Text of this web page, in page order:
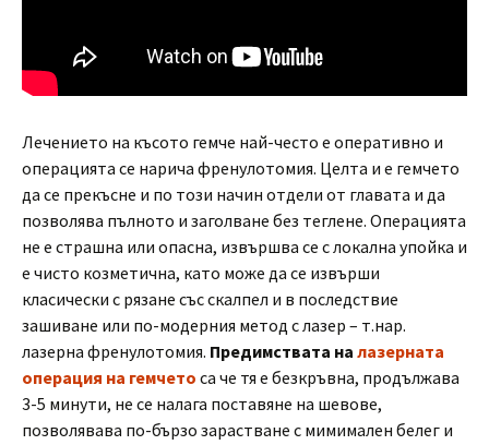
Лечението на късото гемче най-често е оперативно и
операцията се нарича френулотомия. Целта и е гемчето
да се прекъсне и по този начин отдели от главата и да
позволява пълното и заголване без теглене. Операцията
не е страшна или опасна, извършва се с локална упойка и
е чисто козметична, като може да се извърши
класически с рязане със скалпел и в последствие
зашиване или по-модерния метод с лазер – т.нар.
лазерна френулотомия. Предимствата на лазерната
операция на гемчето са че тя е безкръвна, продължава
3-5 минути, не се налага поставяне на шевове,
позволявава по-бързо зарастване с мимимален белег и